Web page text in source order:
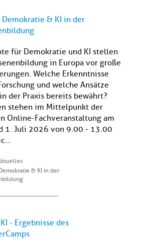
& KI in der
für Demokratie und KI stellen
in Europa vor große
Welche Erkenntnisse
und welche Ansätze
der Praxis bereits bewährt?
stehen im Mittelpunkt der
Online-Fachveranstaltung am
1. Juli 2026 von 9.00 - 13.00
& KI in der
- Ergebnisse des